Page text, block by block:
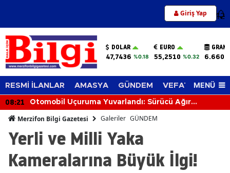
Giriş Yap 12
DOLAR
47,7436 %0.18
EURO
55,2510 %0.32
RESMİ İLANLAR AMASYA GÜNDEM VEFAT EDENLER
MENÜ
08:21
Otomobil Uçuruma Yuvarlandı: Sürücü Ağır
Merzifon Bilgi Gazetesi Galeriler GÜNDEM
Yerli ve Milli Yaka
Kameralarına Büyük İlgi!